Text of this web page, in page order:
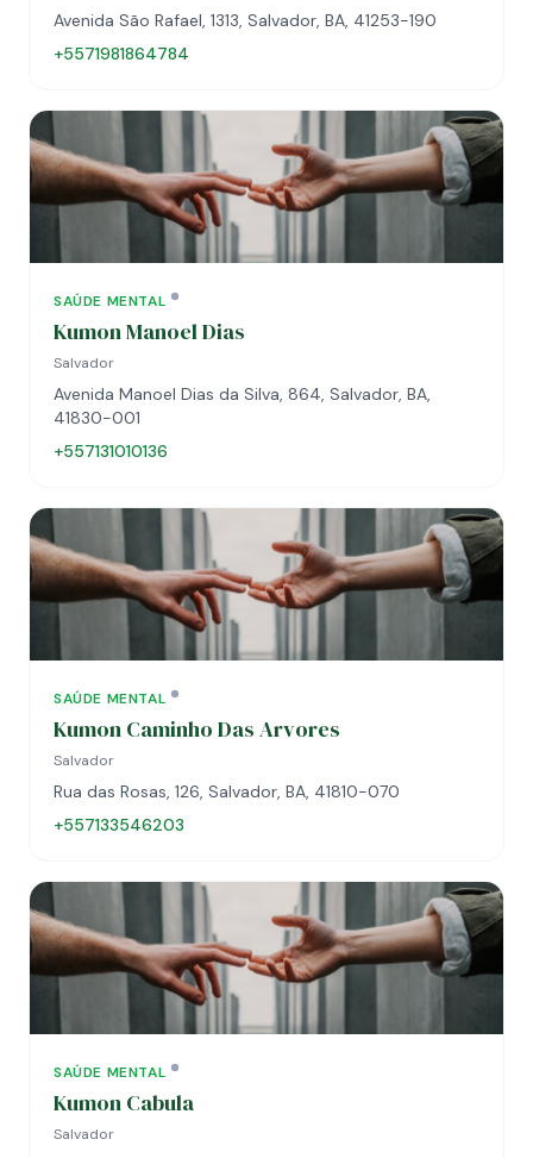
Avenida São Rafael, 1313, Salvador, BA, 41253-190
+5571981864784
SAÚDE MENTAL
Kumon Manoel Dias
Salvador
Avenida Manoel Dias da Silva, 864, Salvador, BA,
41830-001
+557131010136
SAÚDE MENTAL
Kumon Caminho Das Arvores
Salvador
Rua das Rosas, 126, Salvador, BA, 41810-070
+557133546203
SAÚDE MENTAL
Kumon Cabula
Salvador